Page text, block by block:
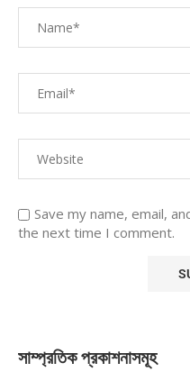
Save my name, email,
the next time I comment.
সাম্প্রতিক প্রকাশনাসমূহ